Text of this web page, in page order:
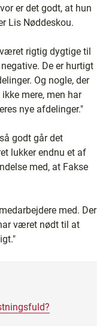
er det godt, at hun
Lis Nøddeskou.
rigtig dygtige til
De er hurtigt
Og nogle, der
mere, men har
nye afdelinger."
godt går det
lukker endnu et af
med, at Fakse
med. Der
været nødt til at